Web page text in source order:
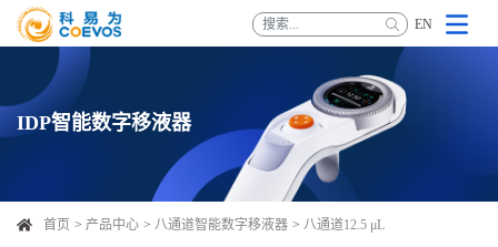
EN
IDP智能数字移液器
首页 产品中心 八通道智能数字移液器 八通道12.5 μL